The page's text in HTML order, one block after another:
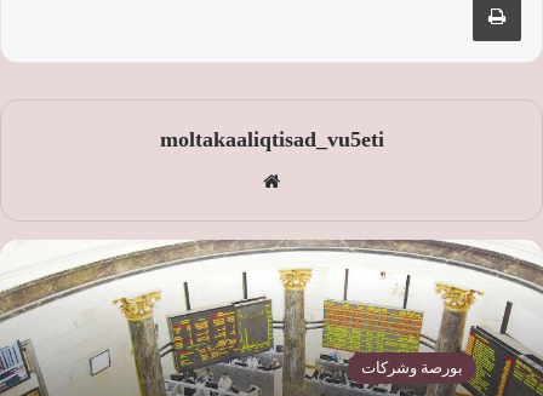
moltakaaliqtisad_vu5eti
الوي
ب
بورصة وشركات